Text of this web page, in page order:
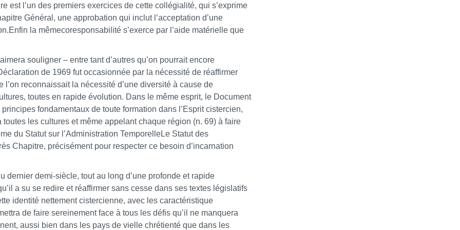
est l’un des premiers exercices de cette collégialité, qui s’exprime
Général, une approbation qui inclut l’acceptation d’une
la mêmecoresponsabilité s’exerce par l’aide matérielle que
souligner – entre tant d’autres qu’on pourrait encore
de 1969 fut occasionnée par la nécessité de réaffirmer
l’on reconnaissait la nécessité d’une diversité à cause de
toutes en rapide évolution. Dans le même esprit, le Document
fondamentaux de toute formation dans l’Esprit cistercien,
les cultures et même appelant chaque région (n. 69) à faire
du Statut sur l’Administration TemporelleLe Statut des
Chapitre, précisément pour respecter ce besoin d’incarnation
dernier demi-siècle, tout au long d’une profonde et rapide
a su se redire et réaffirmer sans cesse dans ses textes législatifs
identité nettement cistercienne, avec les caractéristique
de faire sereinement face à tous les défis qu’il ne manquera
aussi bien dans les pays de vielle chrétienté que dans les